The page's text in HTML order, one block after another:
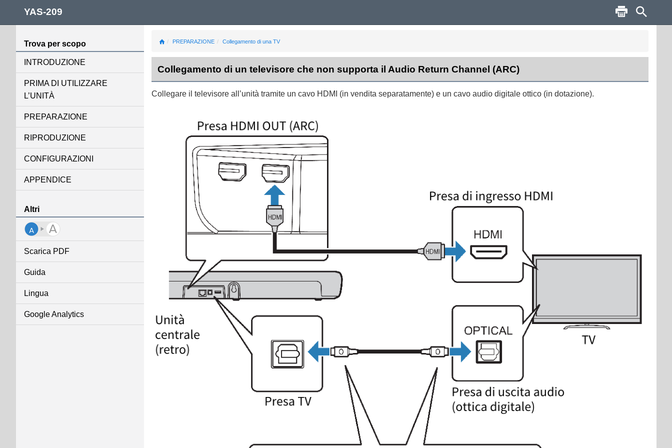
Trova per scopo
INTRODUZIONE
PRIMA DI UTILIZZARE
L’UNITÀ
PREPARAZIONE
RIPRODUZIONE
CONFIGURAZIONI
APPENDICE
Altri
Scarica PDF
Guida
Lingua
Google Analytics
PREPARAZIONE Collegamento di una TV
Collegamento di un televisore che non supporta il Audio Return Channel (ARC)
Collegare il televisore all’unità tramite un cavo HDMI (in vendita separatamente) e un cavo audio digitale ottico (in dotazione).
YAS-209